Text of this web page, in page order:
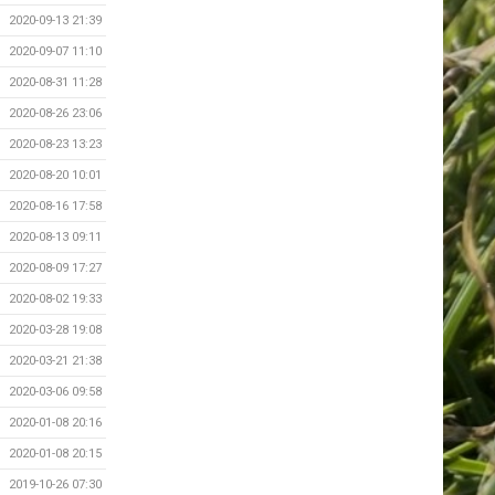
2020-09-13 21:39
2020-09-07 11:10
2020-08-31 11:28
2020-08-26 23:06
2020-08-23 13:23
2020-08-20 10:01
2020-08-16 17:58
2020-08-13 09:11
2020-08-09 17:27
2020-08-02 19:33
2020-03-28 19:08
2020-03-21 21:38
2020-03-06 09:58
2020-01-08 20:16
2020-01-08 20:15
2019-10-26 07:30